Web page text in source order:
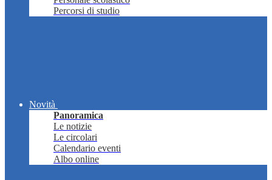
Percorsi di studio
Novità
Panoramica
Le notizie
Le circolari
Calendario eventi
Albo online